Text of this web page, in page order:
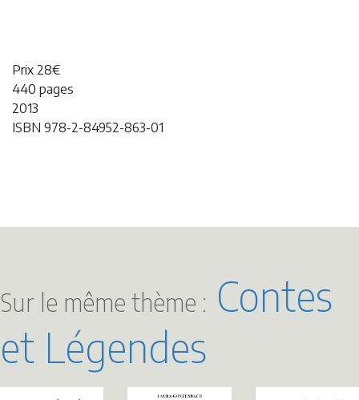
Prix 28€
440 pages
2013
ISBN 978-2-84952-863-01
Sur le même thème : Contes
et Légendes